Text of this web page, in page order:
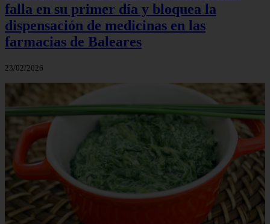
falla en su primer día y bloquea la
dispensación de medicinas en las
farmacias de Baleares
23/02/2026